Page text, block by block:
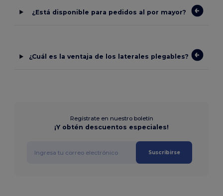
¿Está disponible para pedidos al por mayor?
¿Cuál es la ventaja de los laterales plegables?
Regístrate en nuestro boletín
¡Y obtén descuentos especiales!
Suscribirse